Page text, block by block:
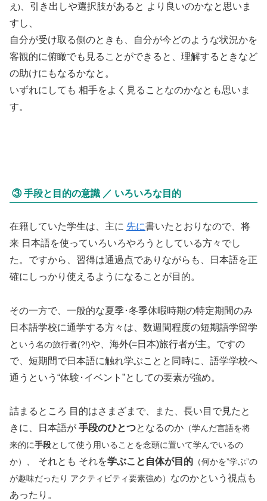
え )
、引き出しや選択肢があると より良いのかなと思いま
すし、
自分が受け取る側のときも、自分が今どのような状況かを
客観的に俯瞰でも見ることができると、理解するときなど
の助けにもなるかなと。
いずれにしても 相手をよく見ることなのかなとも思いま
す。
③ 手段と目的の意識 ／ いろいろな目的
在籍していた学生は、主に 先に書いたとおりなので、将
来 日本語を使っていろいろやろうとしている方々でし
た。ですから、習得は通過点でありながらも、日本語を正
確にしっかり使えるようになることが目的。
その一方で、一般的な夏季･冬季休暇時期の特定期間のみ
日本語学校に通学する方々は、数週間程度の短期語学留学
と いう名の旅行者(?!)や、海外(=日本)旅行者が主。ですの
で、短期間で日本語に触れ学ぶことと同時に、語学学校へ
通うという“体験･イベント”としての要素が強め。
詰まるところ 目的はさまざまで、また、長い目で見たと
きに、日本語が 手段のひとつとなるのか （学んだ言語を将
来的に手段として使う用いることを念頭に置いて学んでいるの
か）
、 それとも それを学ぶこと自体が目的 （何かを”学ぶ”の
が趣味だったり アクティビティ要素強め） なのかという視点も
あったり。